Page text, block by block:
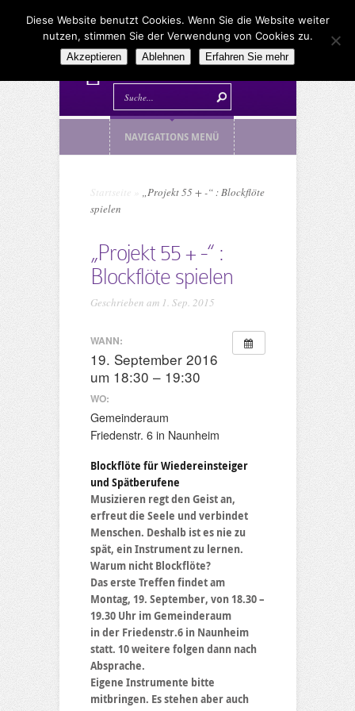
NAVIGATIONS MENÜ
Startseite
„Projekt 55 + -“ : Blockflöte
spielen
„Projekt 55 + -“ :
Blockflöte spielen
Geschrieben am 1. Sep. 2015
WANN:
19. September 2016
um 18:30 – 19:30
WO:
Gemeinderaum
Friedenstr. 6 in Naunheim
Blockflöte für Wiedereinsteiger
und Spätberufene
Musizieren regt den Geist an,
erfreut die Seele und verbindet
Menschen. Deshalb ist es nie zu
spät, ein Instrument zu lernen.
Warum nicht Blockflöte?
Das erste Treffen findet am
Montag, 19. September, von 18.30 –
19.30 Uhr im Gemeinderaum
in der Friedenstr.6 in Naunheim
statt. 10 weitere folgen dann nach
Absprache.
Eigene Instrumente bitte
mitbringen. Es stehen aber auch
Diese Website benutzt Cookies. Wenn Sie die Website weiter
nutzen, stimmen Sie der Verwendung von Cookies zu.
Akzeptieren Ablehnen Erfahren Sie mehr